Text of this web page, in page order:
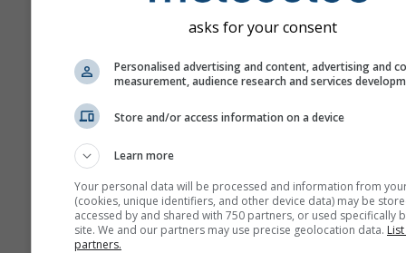
asks for your consent
Personalised advertising and content, advertising and
measurement, audience research and services
Store and/or access information on a device
Learn more
Your personal data will be processed and information from
(cookies, unique identifiers, and other device data) may be
accessed by and shared with 750 partners, or used specifically
site. We and our partners may use precise geolocation data.
partners.